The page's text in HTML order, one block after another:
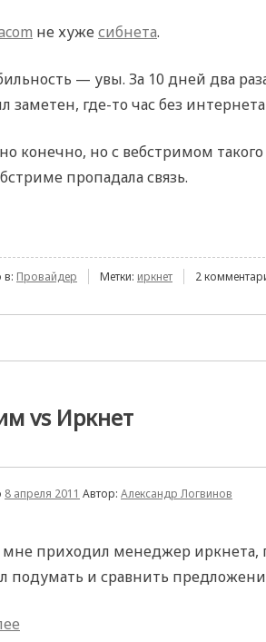
не хужесибнета.
— увы. За 10 дней два
заметен, где-то час без
конечно, но с вебстримом
пропадала связь.
в: Провайдер Метки: иркнет 2
vs Иркнет
8 апреля 2011 Автор: Александр Логвинов
мне приходил менеджер иркнета,
подумать и сравнить